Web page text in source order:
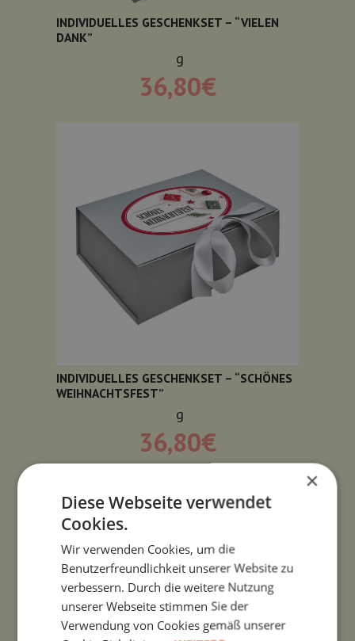
INDIVIDUELLES GESCHENKSET – “VIELEN
DANK”
g
36,80€
INDIVIDUELLES GESCHENKSET – “SCHÖNES
WEIHNACHTSFEST”
g
36,80€
×
Diese Webseite verwendet
Cookies.
Wir verwenden Cookies, um die
Benutzerfreundlichkeit unserer Website zu
verbessern. Durch die weitere Nutzung
unserer Webseite stimmen Sie der
Verwendung von Cookies gemäß unserer